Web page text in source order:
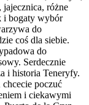
różne
i bogaty wybór
do
coś dla siebie.
do
Serdecznie
i historia Teneryfy.
poczuć
i ciekawymi